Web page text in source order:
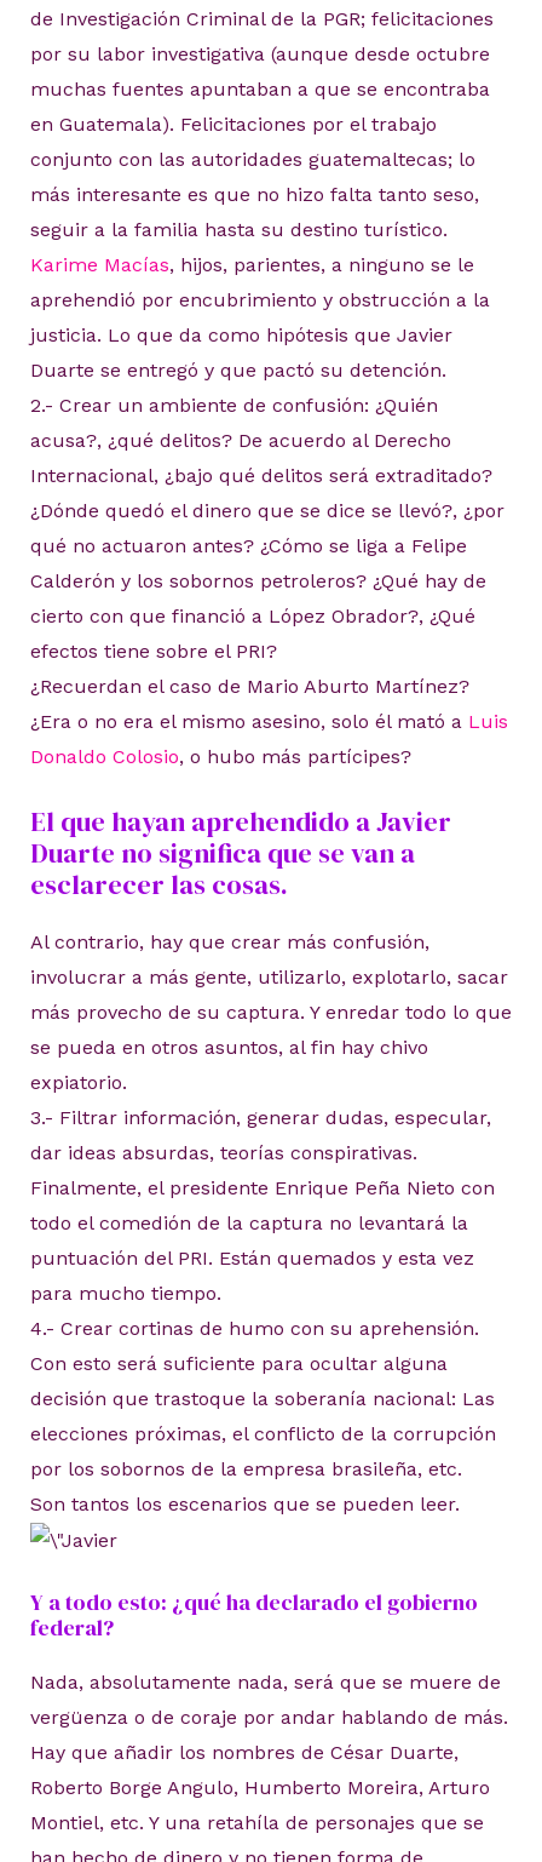
de Investigación Criminal de la PGR; felicitaciones
por su labor investigativa (aunque desde octubre
muchas fuentes apuntaban a que se encontraba
en Guatemala). Felicitaciones por el trabajo
conjunto con las autoridades guatemaltecas; lo
más interesante es que no hizo falta tanto seso,
seguir a la familia hasta su destino turístico.
Karime Macías, hijos, parientes, a ninguno se le
aprehendió por encubrimiento y obstrucción a la
justicia. Lo que da como hipótesis que Javier
Duarte se entregó y que pactó su detención.
2.- Crear un ambiente de confusión: ¿Quién
acusa?, ¿qué delitos? De acuerdo al Derecho
Internacional, ¿bajo qué delitos será extraditado?
¿Dónde quedó el dinero que se dice se llevó?, ¿por
qué no actuaron antes? ¿Cómo se liga a Felipe
Calderón y los sobornos petroleros? ¿Qué hay de
cierto con que financió a López Obrador?, ¿Qué
efectos tiene sobre el PRI?
¿Recuerdan el caso de Mario Aburto Martínez?
¿Era o no era el mismo asesino, solo él mató a Luis
Donaldo Colosio, o hubo más partícipes?
El que hayan aprehendido a Javier
Duarte no significa que se van a
esclarecer las cosas.
Al contrario, hay que crear más confusión,
involucrar a más gente, utilizarlo, explotarlo, sacar
más provecho de su captura. Y enredar todo lo que
se pueda en otros asuntos, al fin hay chivo
expiatorio.
3.- Filtrar información, generar dudas, especular,
dar ideas absurdas, teorías conspirativas.
Finalmente, el presidente Enrique Peña Nieto con
todo el comedión de la captura no levantará la
puntuación del PRI. Están quemados y esta vez
para mucho tiempo.
4.- Crear cortinas de humo con su aprehensión.
Con esto será suficiente para ocultar alguna
decisión que trastoque la soberanía nacional: Las
elecciones próximas, el conflicto de la corrupción
por los sobornos de la empresa brasileña, etc.
Son tantos los escenarios que se pueden leer.
Y a todo esto: ¿qué ha declarado el gobierno
federal?
Nada, absolutamente nada, será que se muere de
vergüenza o de coraje por andar hablando de más.
Hay que añadir los nombres de César Duarte,
Roberto Borge Angulo, Humberto Moreira, Arturo
Montiel, etc. Y una retahíla de personajes que se